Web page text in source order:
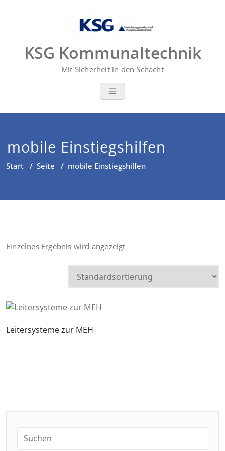
KSG Kommunaltechnik
Mit Sicherheit in den Schacht
mobile Einstiegshilfen
Start / Seite / mobile Einstiegshilfen
Einzelnes Ergebnis wird angezeigt
Leitersysteme zur MEH